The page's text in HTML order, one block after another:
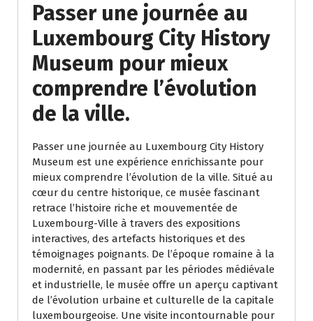
Passer une journée au
Luxembourg City History
Museum pour mieux
comprendre l’évolution
de la ville.
Passer une journée au Luxembourg City History
Museum est une expérience enrichissante pour
mieux comprendre l’évolution de la ville. Situé au
cœur du centre historique, ce musée fascinant
retrace l’histoire riche et mouvementée de
Luxembourg-Ville à travers des expositions
interactives, des artefacts historiques et des
témoignages poignants. De l’époque romaine à la
modernité, en passant par les périodes médiévale
et industrielle, le musée offre un aperçu captivant
de l’évolution urbaine et culturelle de la capitale
luxembourgeoise. Une visite incontournable pour